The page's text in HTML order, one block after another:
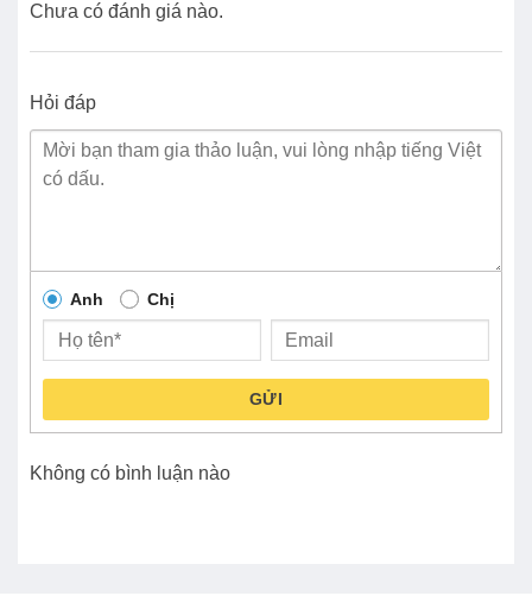
Chưa có đánh giá nào.
Hỏi đáp
Anh Chị
GỬI
Không có bình luận nào